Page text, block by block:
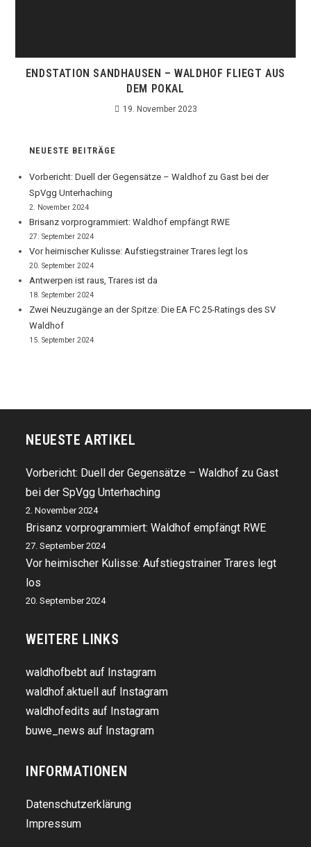
ENDSTATION SANDHAUSEN – WALDHOF FLIEGT AUS
DEM POKAL
19. November 2023
NEUESTE BEITRÄGE
Vorbericht: Duell der Gegensätze – Waldhof zu Gast bei der
SpVgg Unterhaching
2. November 2024
Brisanz vorprogrammiert: Waldhof empfängt RWE
27. September 2024
Vor heimischer Kulisse: Aufstiegstrainer Trares legt los
20. September 2024
Antwerpen ist raus, Trares ist da
18. September 2024
Zwei Neuzugänge an der Spitze: Die EA FC 25-Ratings des SV
Waldhof
15. September 2024
NEUESTE ARTIKEL
Vorbericht: Duell der Gegensätze – Waldhof zu Gast
bei der SpVgg Unterhaching
2. November 2024
Brisanz vorprogrammiert: Waldhof empfängt RWE
27. September 2024
Vor heimischer Kulisse: Aufstiegstrainer Trares legt
los
20. September 2024
WEITERE LINKS
waldhofbebt auf Instagram
waldhof.aktuell auf Instagram
waldhofedits auf Instagram
buwe_news auf Instagram
INFORMATIONEN
Datenschutzerklärung
Impressum